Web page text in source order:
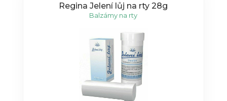
Regina Jelení lůj na rty 28g
Balzámy na rty